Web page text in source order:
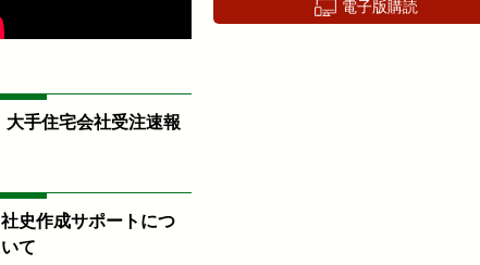
電子版購読
大手住宅会社受注速報
社史作成サポートにつ
いて